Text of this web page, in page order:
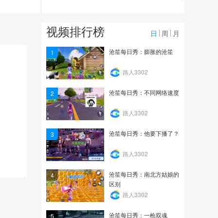
134
我们不会在一起的《堡垒
前线》精彩时刻
6
视频排行榜 日 周 月
1 沧笙每日秀：膨胀的沧笙
路人3302
2 沧笙每日秀：不同网络速度
路人3302
3 沧笙每日秀：他要下播了？
路人3302
4
沧笙每日秀：南北方姑娘的
区别
路人3302
5 沧笙每日秀：一枪双魂